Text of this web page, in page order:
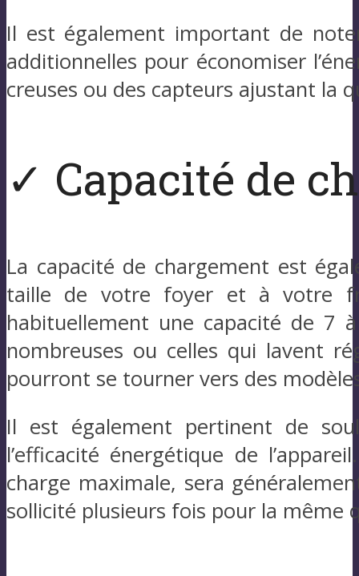
Il est également important de
additionnelles pour économiser
creuses ou des capteurs ajustant la
✓ Capacité de
La capacité de chargement est
taille de votre foyer et à votre
habituellement une capacité de 7
nombreuses ou celles qui lavent
pourront se tourner vers des
Il est également pertinent de
l’efficacité énergétique de
charge maximale, sera
sollicité plusieurs fois pour la même